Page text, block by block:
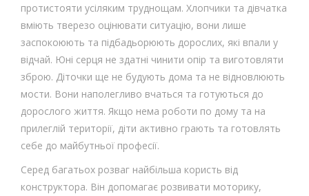
протистояти усіляким труднощам. Хлопчики та дівчатка
вміють тверезо оцінювати ситуацію, вони лише
заспокоюють та підбадьорюють дорослих, які впали у
відчай. Юні серця не здатні чинити опір та виготовляти
зброю. Діточки ще не будують дома та не відновлюють
мости. Вони наполегливо вчаться та готуються до
дорослого життя. Якщо нема роботи по дому та на
прилеглій території, діти активно грають та готовлять
себе до майбутньої професії.
Серед багатьох розваг найбільша користь від
конструктора. Він допомагає розвивати моторику,